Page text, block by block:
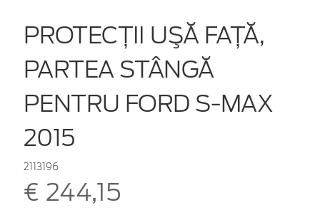
PROTECŢII UŞĂ FAȚĂ,
PARTEA STÂNGĂ
PENTRU FORD S-MAX
2015
2113196
€ 244,15